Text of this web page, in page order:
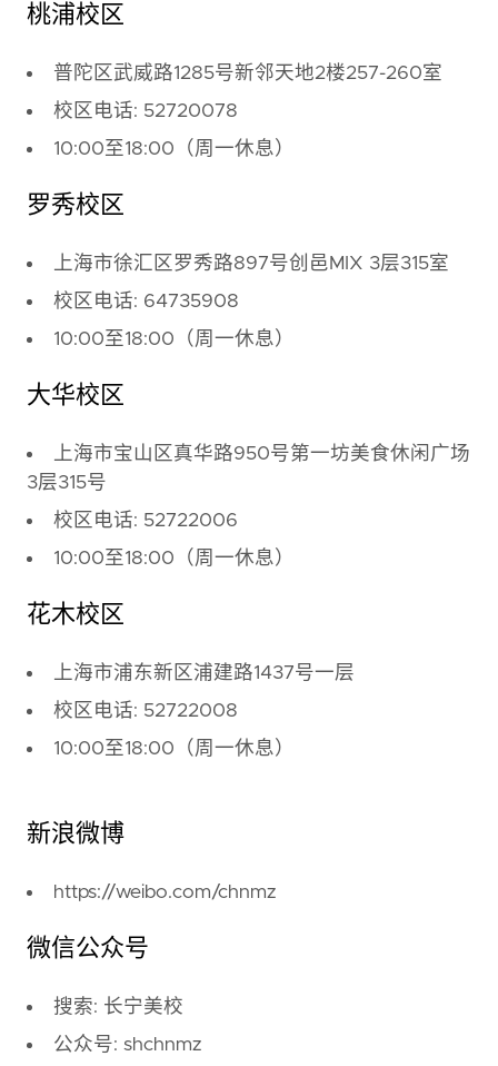
桃浦校区
普陀区武威路1285号新邻天地2楼257-260室
校区电话: 52720078
10:00至18:00（周一休息）
罗秀校区
上海市徐汇区罗秀路897号创邑MIX 3层315室
校区电话: 64735908
10:00至18:00（周一休息）
大华校区
上海市宝山区真华路950号第一坊美食休闲广场
3层315号
校区电话: 52722006
10:00至18:00（周一休息）
花木校区
上海市浦东新区浦建路1437号一层
校区电话: 52722008
10:00至18:00（周一休息）
新浪微博
https://weibo.com/chnmz
微信公众号
搜索: 长宁美校
公众号: shchnmz